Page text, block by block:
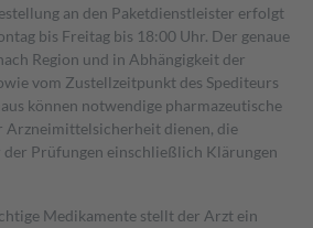
an den Paketdienstleister erfolgt
bis Freitag bis 18:00 Uhr. Der genaue
Region und in Abhängigkeit der
vom Zustellzeitpunkt des Spediteurs
können notwendige pharmazeutische
Arzneimittelsicherheit dienen, die
Prüfungen einschließlich Klärungen
Medikamente stellt der Arzt ein